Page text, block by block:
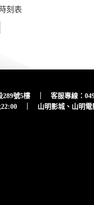
刻表
289號5樓 ｜ 客服專線：
22:00 ｜ 山明影城、山明